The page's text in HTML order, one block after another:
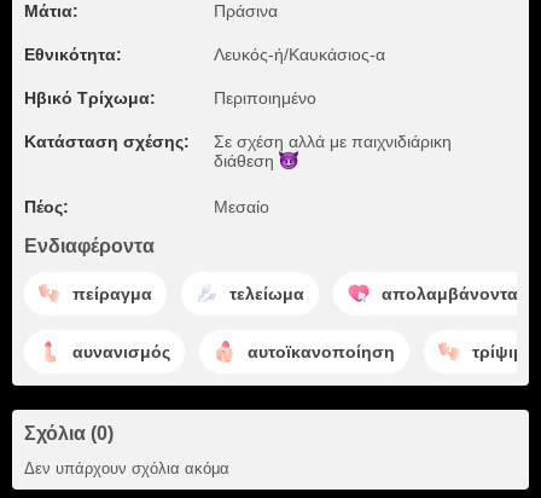
Μάτια: Πράσινα
Εθνικότητα: Λευκός-ή/Καυκάσιος-α
Ηβικό Τρίχωμα: Περιποιημένο
Κατάσταση σχέσης:
Σε σχέση αλλά με παιχνιδιάρικη
διάθεση
Πέος: Μεσαίο
Ενδιαφέροντα
πείραγμα τελείωμα απολαμβάνοντας
αυνανισμός αυτοϊκανοποίηση τρίψιμο
Σχόλια (0)
Δεν υπάρχουν σχόλια ακόμα